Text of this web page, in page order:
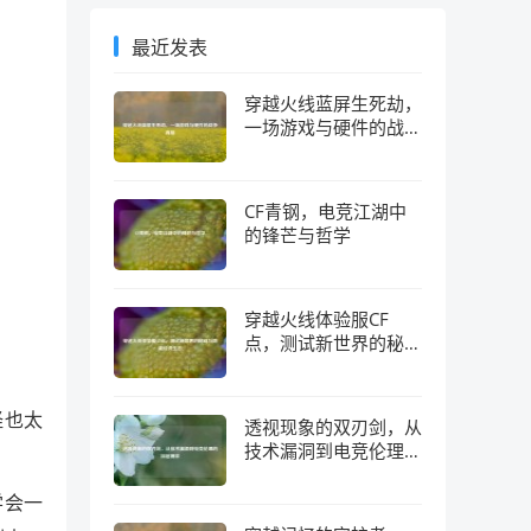
太
一
最近发表
穿越火线蓝屏生死劫，
一场游戏与硬件的战争
CF青钢，电竞江湖中
的锋芒与哲学
穿越火线体验服CF
点，测试新世界的秘钥
透视现象的双刃剑，从
技术漏洞到电竞伦理的